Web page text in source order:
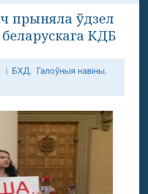
прыняла ўдзел
КДБ
| БХД, Галоўныя навіны,